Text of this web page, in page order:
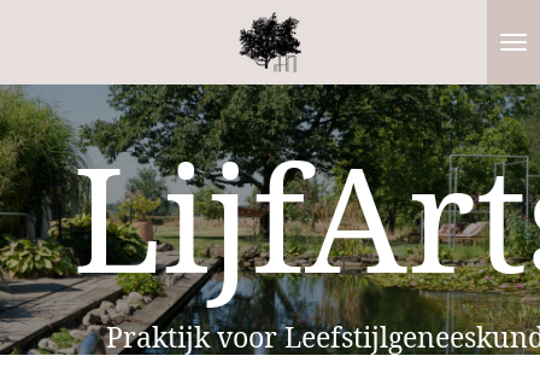
naar
de
hoofdinhoud
Praktijk voor